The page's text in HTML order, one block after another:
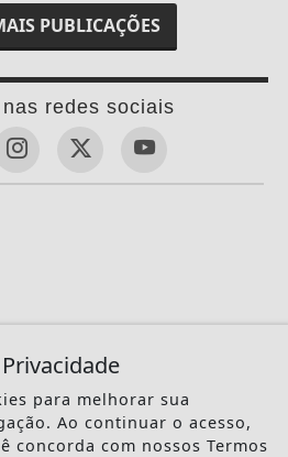
PUBLICAÇÕES
redes sociais
para melhorar sua
Ao continuar o acesso,
concorda com nossos Termos